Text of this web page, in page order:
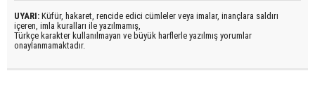
UYARI: Küfür, hakaret, rencide edici cümleler veya imalar, inançlara saldırı
içeren, imla kuralları ile yazılmamış,
Türkçe karakter kullanılmayan ve büyük harflerle yazılmış yorumlar
onaylanmamaktadır.